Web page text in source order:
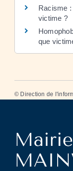
Racisme
victime ?
que
© Direction de